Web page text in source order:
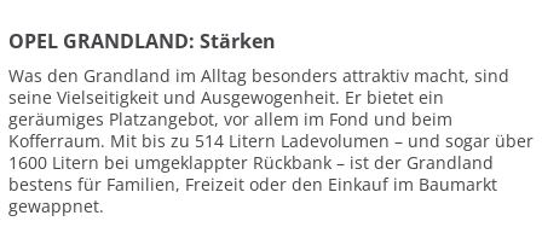
OPEL GRANDLAND: Stärken
Was den Grandland im Alltag besonders attraktiv macht, sind
seine Vielseitigkeit und Ausgewogenheit. Er bietet ein
geräumiges Platzangebot, vor allem im Fond und beim
Kofferraum. Mit bis zu 514 Litern Ladevolumen – und sogar über
1600 Litern bei umgeklappter Rückbank – ist der Grandland
bestens für Familien, Freizeit oder den Einkauf im Baumarkt
gewappnet.